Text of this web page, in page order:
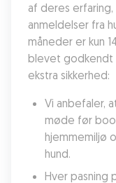
af deres
anmeldelser fra
måneder er kun
blevet godkendt
ekstra sikkerhed:
Vi anbefaler,
møde før
hjemmemiljø
hund.
Hver pasning